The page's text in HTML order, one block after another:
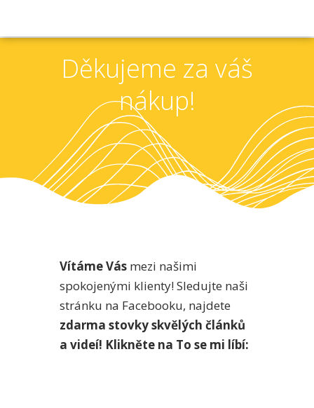
Děkujeme za váš
nákup!
Vítáme Vásmezi našimi
spokojenými klienty! Sledujte naši
stránku na Facebooku, najdete
zdarma stovky skvělých článků
a videí! Klikněte na To se mi líbí: